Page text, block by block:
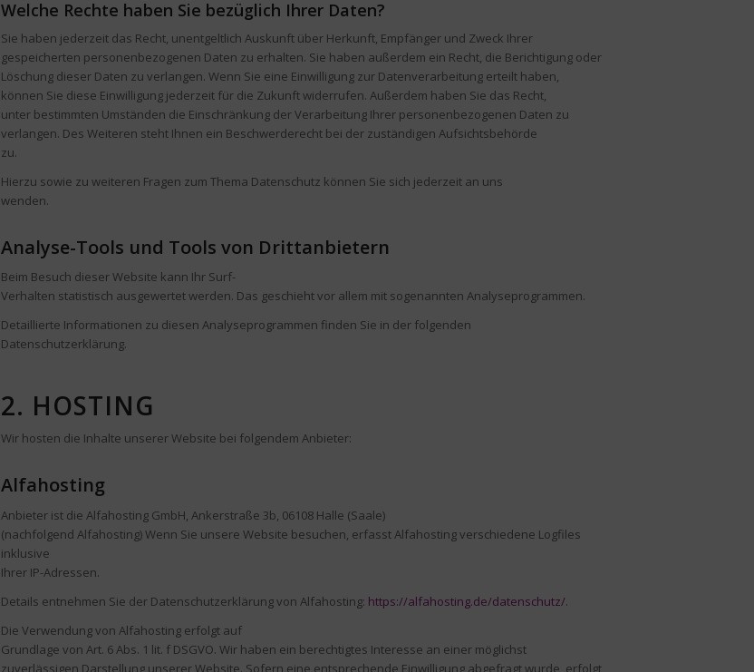
Welche Rechte haben Sie bezüglich Ihrer Daten?
Sie haben jederzeit das Recht, unentgeltlich Auskunft über Herkunft, Empfänger und Zweck Ihrer
gespeicherten personenbezogenen Daten zu erhalten. Sie haben außerdem ein Recht, die Berichtigung oder
Löschung dieser Daten zu verlangen. Wenn Sie eine Einwilligung zur Datenverarbeitung erteilt haben,
können Sie diese Einwilligung jederzeit für die Zukunft widerrufen. Außerdem haben Sie das Recht,
unter bestimmten Umständen die Einschränkung der Verarbeitung Ihrer personenbezogenen Daten zu
verlangen. Des Weiteren steht Ihnen ein Beschwerderecht bei der zuständigen Aufsichtsbehörde
zu.
Hierzu sowie zu weiteren Fragen zum Thema Datenschutz können Sie sich jederzeit an uns
wenden.
Analyse-Tools und Tools von Dritt­anbietern
Beim Besuch dieser Website kann Ihr Surf-
Verhalten statistisch ausgewertet werden. Das geschieht vor allem mit sogenannten Analyseprogrammen.
Detaillierte Informationen zu diesen Analyseprogrammen finden Sie in der folgenden
Datenschutzerklärung.
2. HOSTING
Wir hosten die Inhalte unserer Website bei folgendem Anbieter:
Alfahosting
Anbieter ist die Alfahosting GmbH, Ankerstraße 3b, 06108 Halle (Saale)
(nachfolgend Alfahosting) Wenn Sie unsere Website besuchen, erfasst Alfahosting verschiedene Logfiles
inklusive
Ihrer IP-Adressen.
Details entnehmen Sie der Datenschutzerklärung von Alfahosting: https://alfahosting.de/datenschutz/.
Die Verwendung von Alfahosting erfolgt auf
Grundlage von Art. 6 Abs. 1 lit. f DSGVO. Wir haben ein berechtigtes Interesse an einer möglichst
zuverlässigen Darstellung unserer Website. Sofern eine entsprechende Einwilligung abgefragt wurde, erfolgt